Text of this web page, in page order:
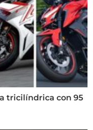
tricilíndrica con 95